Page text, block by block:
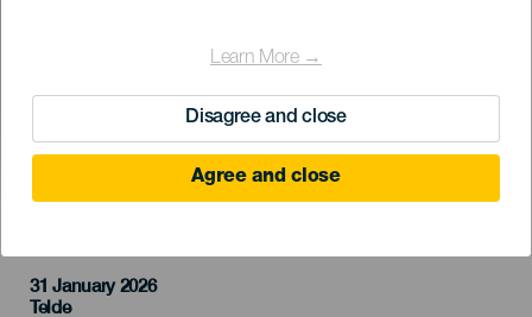
Learn More →
Disagree and close
Agree and close
31 January 2026
Localidad
Telde